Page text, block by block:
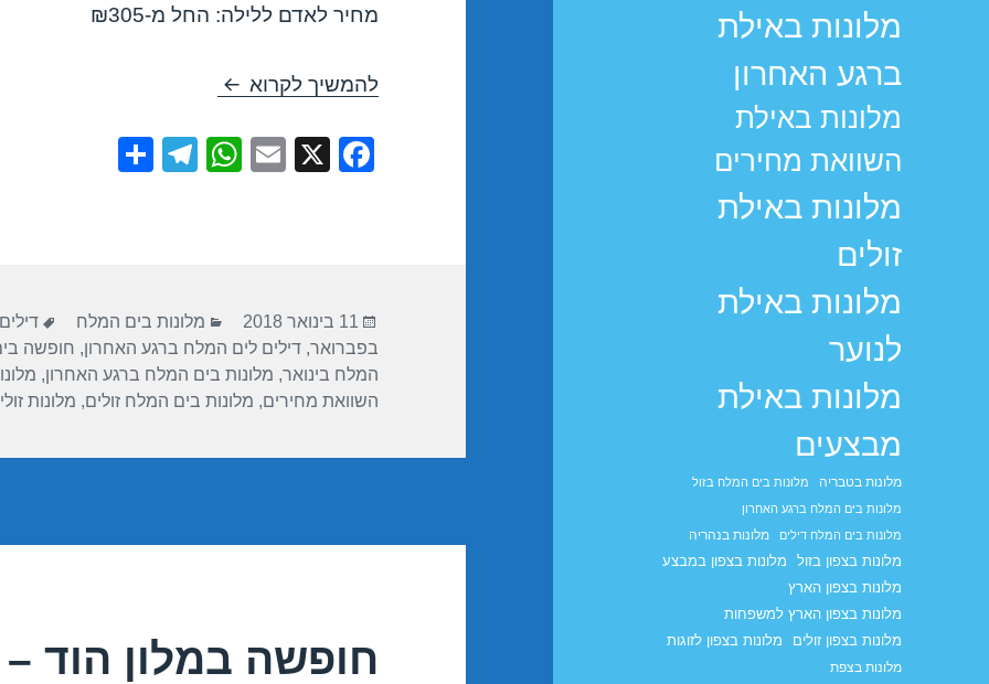
מלונות באילת
ברגע האחרון
מלונות באילת
השוואת מחירים
מלונות באילת
זולים
מלונות באילת
לנוער
מלונות באילת
מבצעים
מלונות בטבריה
מלונות בים המלח בזול
מלונות בים המלח ברגע האחרון
מלונות בים המלח דילים
מלונות בנהריה
מלונות בצפון בזול
מלונות בצפון במבצע
מלונות בצפון הארץ
מלונות בצפון הארץ למשפחות
מלונות בצפון זולים
מלונות בצפון לזוגות
מלונות בצפת
מחיר לאדם ללילה: החל מ-₪305
להמשיך לקרוא חופשה במלון ישרוטל – ים המלח 14/
F
o
o
k
X
E
W
p
p
T
m
פורסם
בתאריך
11 בינואר 2018 קטגוריות
מלונות בים המלח תגיות
בפברואר,דילים לים המלח ברגע האחרון, חופשה
המלח בינואר, מלונות בים המלח ברגע האחרון,
השוואת מחירים, מלונות בים המלח זולים, מלונות
חופשה במלון הוד